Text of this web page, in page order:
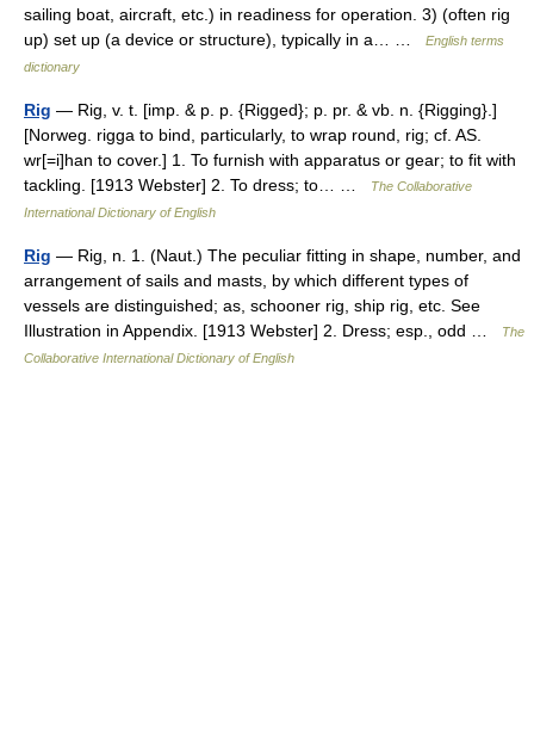
sailing boat, aircraft, etc.) in readiness for operation. 3) (often rig
up) set up (a device or structure), typically in a… …
English terms
dictionary
Rig — Rig, v. t. [imp. & p. p. {Rigged}; p. pr. & vb. n. {Rigging}.]
[Norweg. rigga to bind, particularly, to wrap round, rig; cf. AS.
wr[=i]han to cover.] 1. To furnish with apparatus or gear; to fit with
tackling. [1913 Webster] 2. To dress; to… …
The Collaborative
International Dictionary of English
Rig — Rig, n. 1. (Naut.) The peculiar fitting in shape, number, and
arrangement of sails and masts, by which different types of
vessels are distinguished; as, schooner rig, ship rig, etc. See
Illustration in Appendix. [1913 Webster] 2. Dress; esp., odd …
The
Collaborative International Dictionary of English